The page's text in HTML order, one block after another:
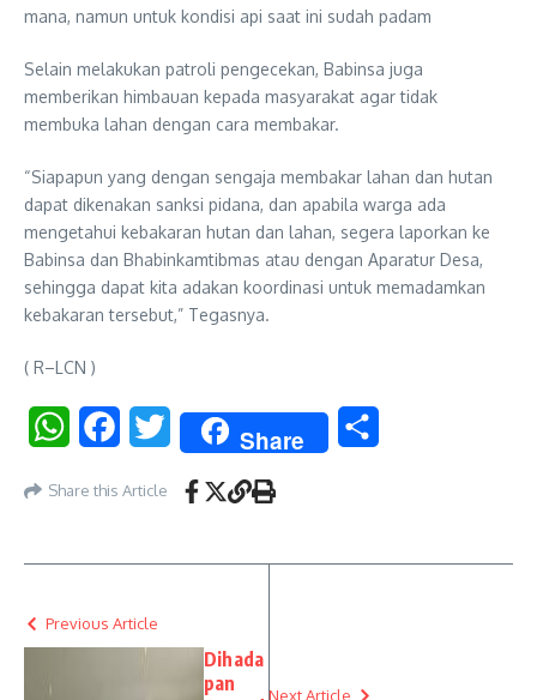
mana, namun untuk kondisi api saat ini sudah padam
Selain melakukan patroli pengecekan, Babinsa juga
memberikan himbauan kepada masyarakat agar tidak
membuka lahan dengan cara membakar.
“Siapapun yang dengan sengaja membakar lahan dan hutan
dapat dikenakan sanksi pidana, dan apabila warga ada
mengetahui kebakaran hutan dan lahan, segera laporkan ke
Babinsa dan Bhabinkamtibmas atau dengan Aparatur Desa,
sehingga dapat kita adakan koordinasi untuk memadamkan
kebakaran tersebut,” Tegasnya.
( R–LCN )
WhatsAppFacebookTwitter Share
Share this Article
Previous Article
Dihada
pan
Next Article